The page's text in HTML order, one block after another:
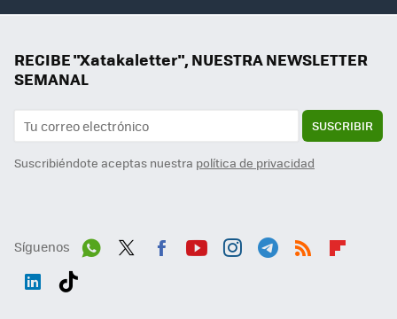
RECIBE "Xatakaletter", NUESTRA NEWSLETTER
SEMANAL
SUSCRIBIR
Suscribiéndote aceptas nuestra política de privacidad
Síguenos